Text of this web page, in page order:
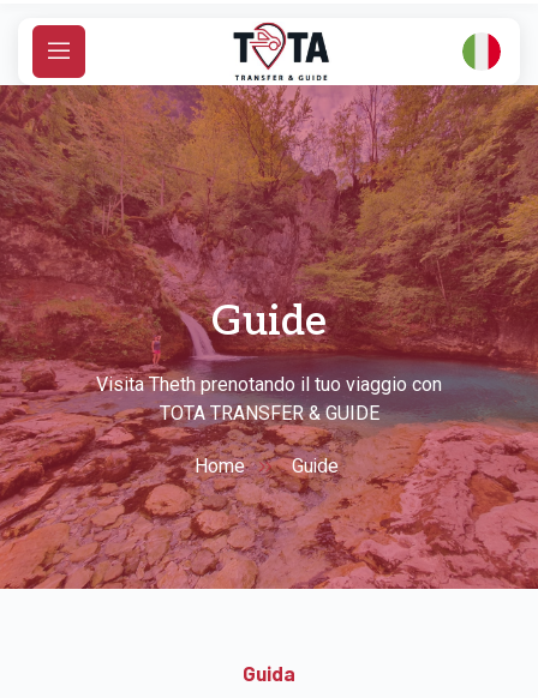
S
i
p
t
o
c
o
n
t
e
n
t
Guide
Visita Theth prenotando il tuo viaggio con
TOTA TRANSFER & GUIDE
Home Guide
Guida